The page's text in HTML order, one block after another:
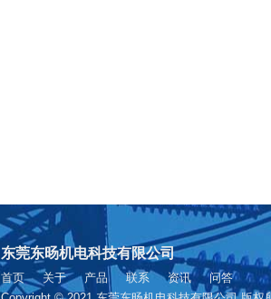
东莞东旸机电科技有限公司
首页 关于 产品 联系 资讯
问答